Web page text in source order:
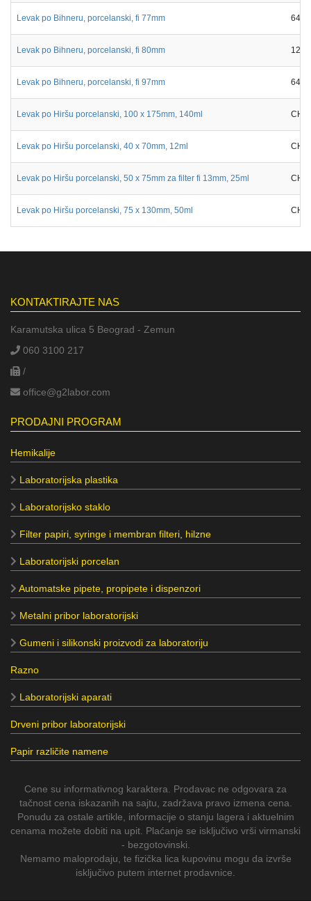
Levak po Bihneru, porcelanski, fi 77mm
Levak po Bihneru, porcelanski, fi 80mm 12-
Levak po Bihneru, porcelanski, fi 97mm
Levak po Hiršu porcelanski, 100 x 175mm, 140ml
Levak po Hiršu porcelanski, 40 x 70mm, 12ml
Levak po Hiršu porcelanski, 50 x 75mm za filter fi 13mm, 25ml
Levak po Hiršu porcelanski, 75 x 130mm, 50ml
KONTAKTIRAJTE NAS
Karamutska ulica 5 Beograd - Zemun
060 3100 217
/
office@g2labor.com
PRODAJNI PROGRAM
Hemikalije
Laboratorijska plastika
Laboratorijsko staklo
Filter papiri, syringe i membran filteri, hilzne
Laboratorijski porcelan
Automatske pipete, propipete i dispenzori
Metalni pribor laboratorijski
Gumeni i silikonski proizvodi za laboratoriju
Razno
Laboratorijski aparati
Drveni pribor laboratorijski
Papir različite namene
Cene su informativnog karaktera. Prodavac ne odgovara za
tačnost cena iskazanih na sajtu, zadržava pravo izmena cena.
Ponudu za ostale artikle, informacije o stanju lagera i aktuelnim
cenama možete dobiti na upit. Plaćanje se isključivo vrši virmanski
- bezgotovinski.
Nemamo maloprodaju, te fizička lica kupovinu mogu da izvrše
isključivo putem internet prodavnice.